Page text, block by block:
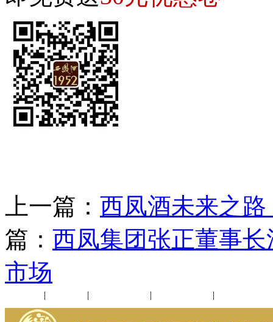
上一篇： 西凤酒未来之
篇： 西凤集团张正董事
市场
| | | |